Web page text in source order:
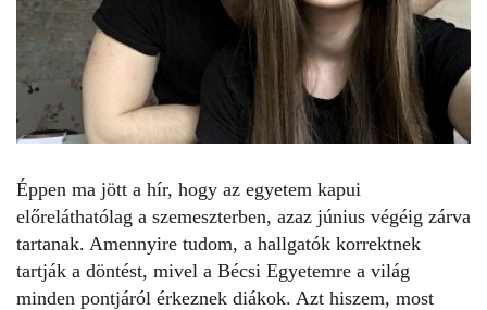
Éppen ma jött a hír, hogy az egyetem kapui
előreláthatólag a szemeszterben, azaz június végéig zárva
tartanak. Amennyire tudom, a hallgatók korrektnek
tartják a döntést, mivel a Bécsi Egyetemre a világ
minden pontjáról érkeznek diákok. Azt hiszem, most